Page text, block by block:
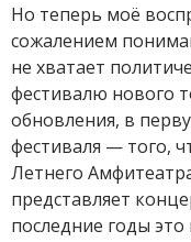
Но теперь моё
сожалением
не хватает
фестивалю нового
обновления, в
фестиваля — того,
Летнего
представляет
последние годы